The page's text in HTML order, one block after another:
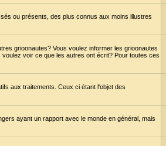
ou présents, des plus connus aux moins illustres
grioonautes? Vous voulez informer les grioonautes
voir ce que les autres ont écrit? Pour toutes ces
aux traitements. Ceux ci étant l'objet des
ayant un rapport avec le monde en général, mais